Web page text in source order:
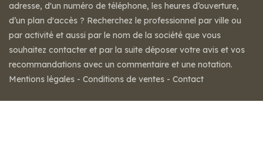
adresse, d'un numéro de téléphone, les heures d’ouverture,
d’un plan d'accès ? Recherchez le professionnel par ville ou
par activité et aussi par le nom de la société que vous
souhaitez contacter et par la suite déposer votre avis et vos
recommandations avec un commentaire et une notation.
Mentions légales - Conditions de ventes - Contact